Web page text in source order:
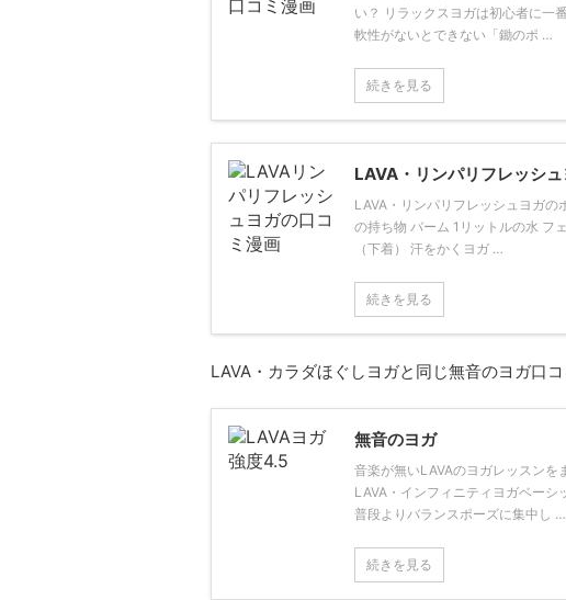
い？ リラックスヨガは初心者に一
軟性がないとできない「鋤のポ …
続きを見る
LAVA・リンパリフレッシュ
LAVA・リンパリフレッシュヨガ
の持ち物 バーム 1リットルの水 フ
（下着） 汗をかくヨガ …
続きを見る
LAVA・カラダほぐしヨガと同じ無音のヨガ口コ
無音のヨガ
音楽が無いLAVAのヨガレッスンを
LAVA・インフィニティヨガベーシ
普段よりバランスポーズに集中し …
続きを見る